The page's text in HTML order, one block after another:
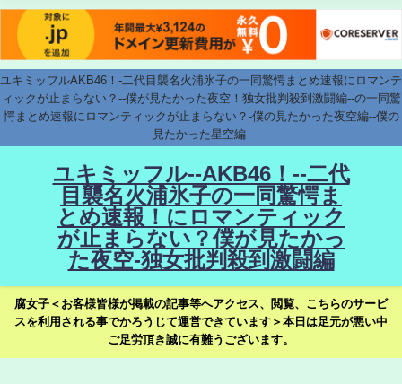
ユキミッフルAKB46！-二代目襲名火浦氷子の一同驚愕まとめ速報にロマンテ
ィックが止まらない？--僕が見たかった夜空！独女批判殺到激闘編--の一同驚
愕まとめ速報にロマンティックが止まらない？-僕の見たかった夜空編--僕の
見たかった星空編-
ユキミッフル--AKB46！--二代
目襲名火浦氷子の一同驚愕ま
とめ速報！にロマンティック
が止まらない？僕が見たかっ
た夜空-独女批判殺到激闘編
腐女子＜お客様皆様が掲載の記事等へアクセス、閲覧、こちらのサービ
スを利用される事でかろうじて運営できています＞本日は足元が悪い中
ご足労頂き誠に有難うございます。